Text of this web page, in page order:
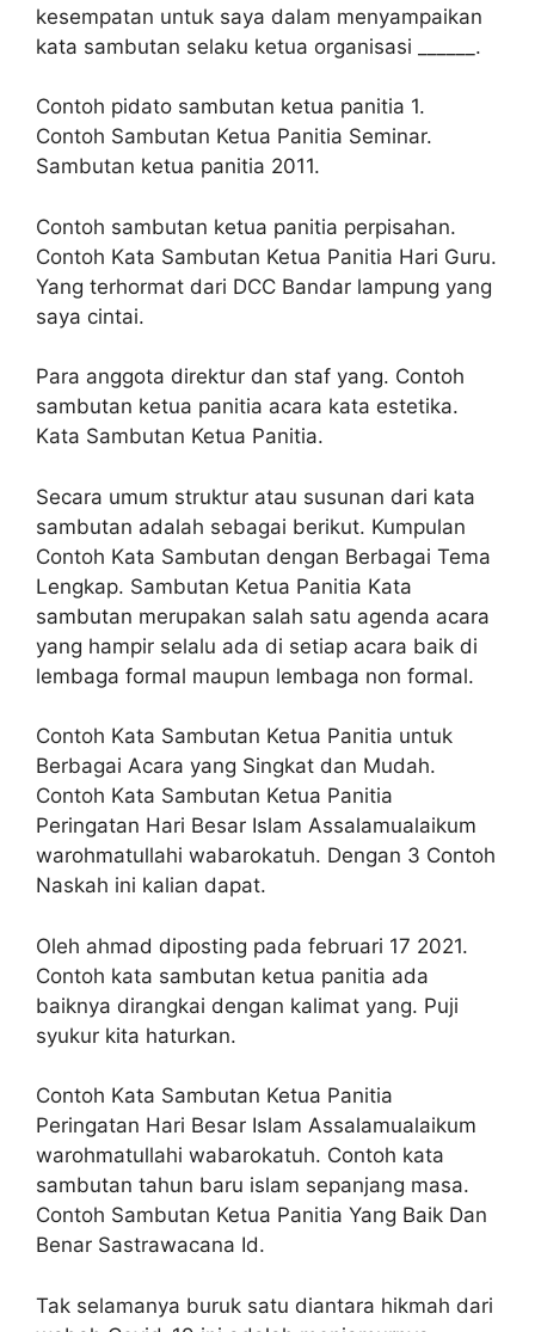
kesempatan untuk saya dalam menyampaikan
kata sambutan selaku ketua organisasi ______.
Contoh pidato sambutan ketua panitia 1.
Contoh Sambutan Ketua Panitia Seminar.
Sambutan ketua panitia 2011.
Contoh sambutan ketua panitia perpisahan.
Contoh Kata Sambutan Ketua Panitia Hari Guru.
Yang terhormat dari DCC Bandar lampung yang
saya cintai.
Para anggota direktur dan staf yang. Contoh
sambutan ketua panitia acara kata estetika.
Kata Sambutan Ketua Panitia.
Secara umum struktur atau susunan dari kata
sambutan adalah sebagai berikut. Kumpulan
Contoh Kata Sambutan dengan Berbagai Tema
Lengkap. Sambutan Ketua Panitia Kata
sambutan merupakan salah satu agenda acara
yang hampir selalu ada di setiap acara baik di
lembaga formal maupun lembaga non formal.
Contoh Kata Sambutan Ketua Panitia untuk
Berbagai Acara yang Singkat dan Mudah.
Contoh Kata Sambutan Ketua Panitia
Peringatan Hari Besar Islam Assalamualaikum
warohmatullahi wabarokatuh. Dengan 3 Contoh
Naskah ini kalian dapat.
Oleh ahmad diposting pada februari 17 2021.
Contoh kata sambutan ketua panitia ada
baiknya dirangkai dengan kalimat yang. Puji
syukur kita haturkan.
Contoh Kata Sambutan Ketua Panitia
Peringatan Hari Besar Islam Assalamualaikum
warohmatullahi wabarokatuh. Contoh kata
sambutan tahun baru islam sepanjang masa.
Contoh Sambutan Ketua Panitia Yang Baik Dan
Benar Sastrawacana Id.
Tak selamanya buruk satu diantara hikmah dari